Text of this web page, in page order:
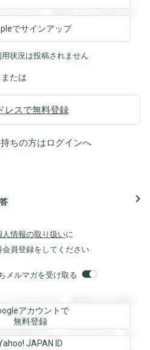
できます。登録すると回答を閲
でサインアップ
状況は投稿されません
または
レスで無料登録
ちの方はログインへ
navigate_next
人情報の取り扱いに
員登録をしてください
メルマガを受け取る
とができます。登録すると回答
登録すると回答を閲覧すること
を閲覧することができます。登
アカウントで
無料登録
JAPAN ID